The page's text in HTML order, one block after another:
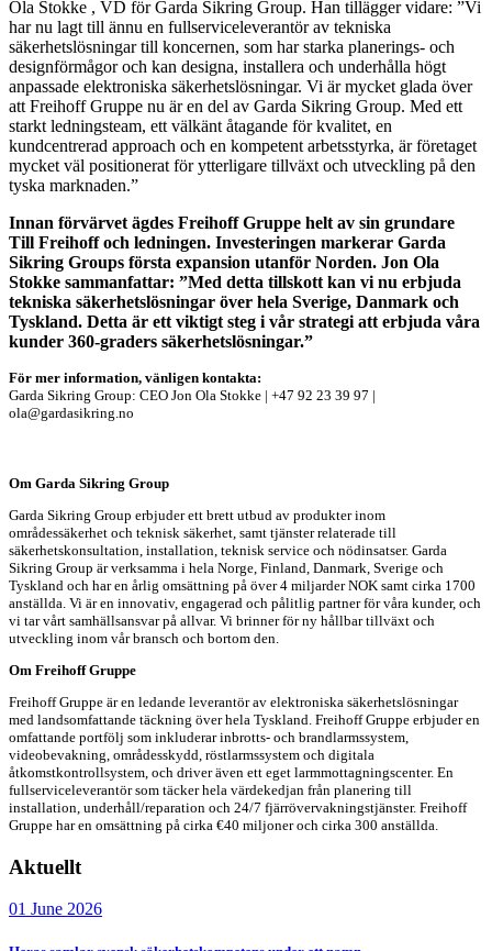
Ola Stokke , VD för Garda Sikring Group. Han tillägger vidare: ”Vi
har nu lagt till ännu en fullserviceleverantör av tekniska
säkerhetslösningar till koncernen, som har starka planerings- och
designförmågor och kan designa, installera och underhålla högt
anpassade elektroniska säkerhetslösningar. Vi är mycket glada över
att Freihoff Gruppe nu är en del av Garda Sikring Group. Med ett
starkt ledningsteam, ett välkänt åtagande för kvalitet, en
kundcentrerad approach och en kompetent arbetsstyrka, är företaget
mycket väl positionerat för ytterligare tillväxt och utveckling på den
tyska marknaden.”
Innan förvärvet ägdes Freihoff Gruppe helt av sin grundare
Till Freihoff och ledningen. Investeringen markerar Garda
Sikring Groups första expansion utanför Norden. Jon Ola
Stokke sammanfattar: ”Med detta tillskott kan vi nu erbjuda
tekniska säkerhetslösningar över hela Sverige, Danmark och
Tyskland. Detta är ett viktigt steg i vår strategi att erbjuda våra
kunder 360-graders säkerhetslösningar.”
För mer information, vänligen kontakta:
Garda Sikring Group: CEO Jon Ola Stokke | +47 92 23 39 97 |
ola@gardasikring.no
Om Garda Sikring Group
Garda Sikring Group erbjuder ett brett utbud av produkter inom
områdessäkerhet och teknisk säkerhet, samt tjänster relaterade till
säkerhetskonsultation, installation, teknisk service och nödinsatser. Garda
Sikring Group är verksamma i hela Norge, Finland, Danmark, Sverige och
Tyskland och har en årlig omsättning på över 4 miljarder NOK samt cirka 1700
anställda. Vi är en innovativ, engagerad och pålitlig partner för våra kunder, och
vi tar vårt samhällsansvar på allvar. Vi brinner för ny hållbar tillväxt och
utveckling inom vår bransch och bortom den.
Om Freihoff Gruppe
Freihoff Gruppe är en ledande leverantör av elektroniska säkerhetslösningar
med landsomfattande täckning över hela Tyskland. Freihoff Gruppe erbjuder en
omfattande portfölj som inkluderar inbrotts- och brandlarmssystem,
videobevakning, områdesskydd, röstlarmssystem och digitala
åtkomstkontrollsystem, och driver även ett eget larmmottagningscenter. En
fullserviceleverantör som täcker hela värdekedjan från planering till
installation, underhåll/reparation och 24/7 fjärrövervakningstjänster. Freihoff
Gruppe har en omsättning på cirka €40 miljoner och cirka 300 anställda.
Aktuellt
01 June 2026